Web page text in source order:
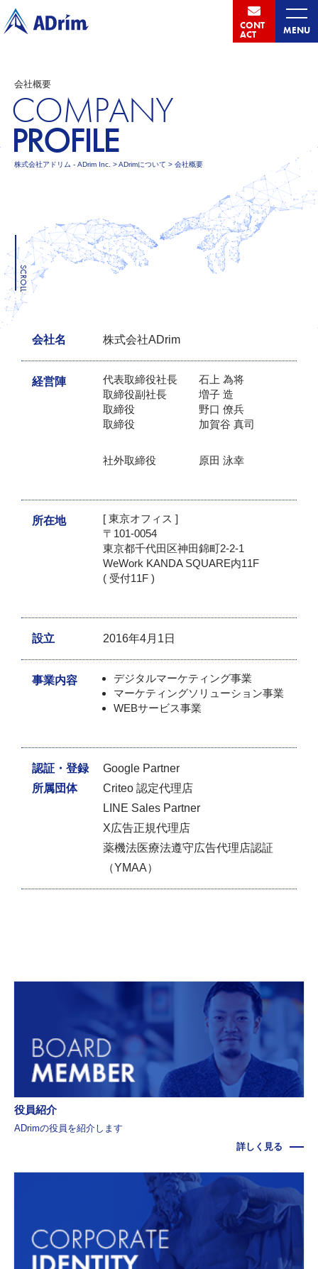
CONT
ACT MENU
会社概要
COMPANY
PROFILE
株式会社アドリム - ADrim Inc. >ADrimについて > 会社概要
SCROLL
会社名 株式会社ADrim
経営陣
代表取締役社長 石上 為将
取締役副社長 増子 造
取締役 野口 僚兵
取締役 加賀谷 真司
社外取締役 原田 泳幸
所在地
[ 東京オフィス ]
〒101-0054
東京都千代田区神田錦町2-2-1
WeWork KANDA SQUARE内11F
( 受付11F )
設立 2016年4月1日
事業内容
デジタルマーケティング事業
マーケティングソリューション事業
WEBサービス事業
認証・登録
所属団体
Google Partner
Criteo 認定代理店
LINE Sales Partner
X広告正規代理店
薬機法医療法遵守広告代理店認証
（YMAA）
役員紹介
ADrimの役員を紹介します
詳しく見る